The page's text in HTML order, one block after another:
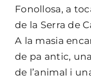
Fonollosa, a
de la Serra de
A la masia
de pa antic,
de l’animal i